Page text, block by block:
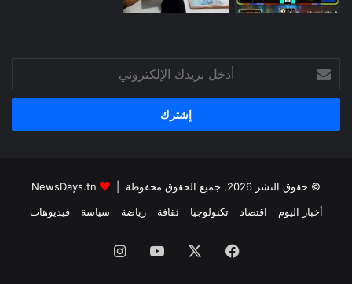
بريدك
الإلكتروني
© حقوق النشر 2026, جميع الحقوق محفوظة |
أخبار اليوم
اقتصاد تكنولوجيا ثقافة رياضة سياسة فيديوهات
فيسبوك ‫YouTubeانستقرام